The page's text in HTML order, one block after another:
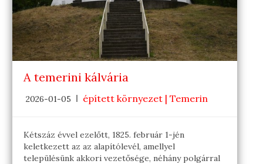
A temerini kálvária
2026-01-05 épített környezet | Temerin
Kétszáz évvel ezelőtt, 1825. február 1-jén
keletkezett az az alapítólevél, amellyel
településünk akkori vezetősége, néhány polgárral